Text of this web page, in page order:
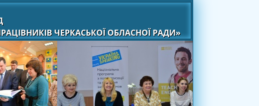
ЧЕРКАСЬКОЇ ОБЛАСНОЇ РАДИ»